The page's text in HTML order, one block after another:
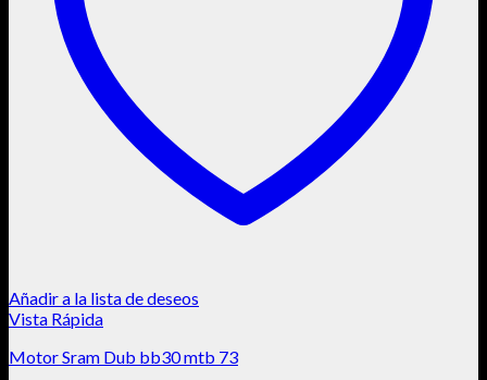
Añadir a la lista de deseos
Vista Rápida
Motor Sram Dub bb30 mtb 73